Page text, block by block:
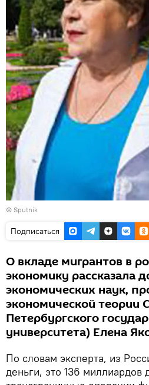
© Sputnik
Подписаться
О вкладе мигрантов в
экономику рассказала
экономических наук,
экономической теории
Петербургского
университета) Елена
По словам эксперта, из
деньги, это 136